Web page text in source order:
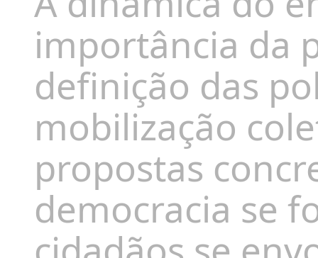
importância da
definição das
mobilização
propostas
democracia se